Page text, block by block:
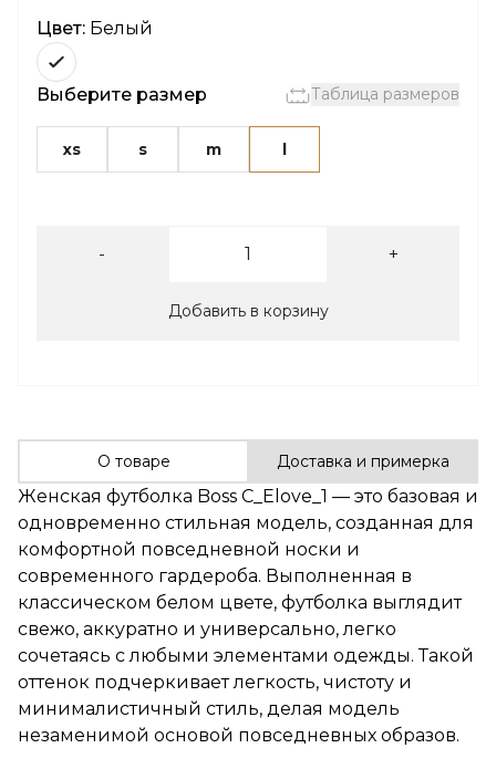
Цвет: Белый
Выберите размер Таблица размеров
xs s m l
- +
Добавить в корзину
О товаре Доставка и примерка
Женская футболка Boss C_Elove_1 — это базовая и
одновременно стильная модель, созданная для
комфортной повседневной носки и
современного гардероба. Выполненная в
классическом белом цвете, футболка выглядит
свежо, аккуратно и универсально, легко
сочетаясь с любыми элементами одежды. Такой
оттенок подчеркивает легкость, чистоту и
минималистичный стиль, делая модель
незаменимой основой повседневных образов.